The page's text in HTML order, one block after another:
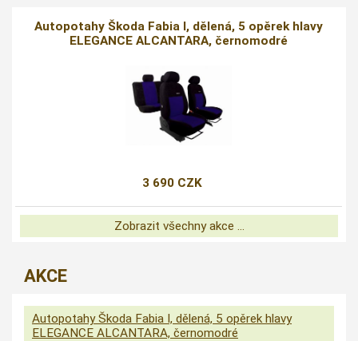
Autopotahy Škoda Fabia I, dělená, 5 opěrek hlavy
ELEGANCE ALCANTARA, černomodré
3 690 CZK
Zobrazit všechny akce ...
AKCE
Autopotahy Škoda Fabia I, dělená, 5 opěrek hlavy
ELEGANCE ALCANTARA, černomodré